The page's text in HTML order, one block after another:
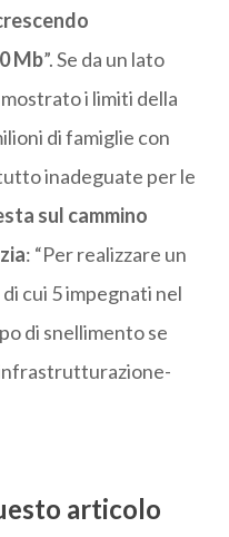
Mb”. Se da un lato
i limiti della
di famiglie con
inadeguate per le
sul cammino
: “Per realizzare un
cui 5 impegnati nel
di snellimento se
articolo